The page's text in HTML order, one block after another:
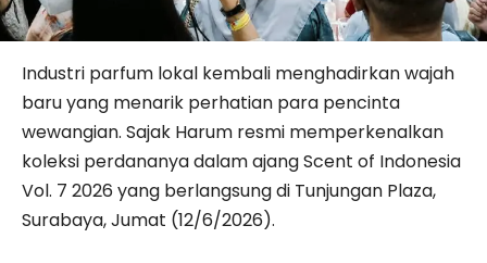
Industri parfum lokal kembali menghadirkan wajah
baru yang menarik perhatian para pencinta
wewangian. Sajak Harum resmi memperkenalkan
koleksi perdananya dalam ajang Scent of Indonesia
Vol. 7 2026 yang berlangsung di Tunjungan Plaza,
Surabaya, Jumat (12/6/2026).